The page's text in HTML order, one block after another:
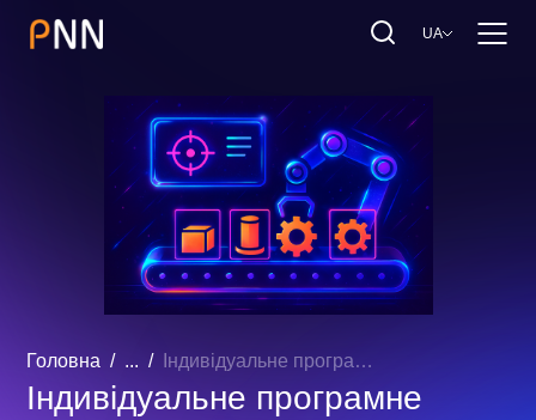
UA
Головна ... Індивідуальне програмне рішення для нейронних мереж
Індивідуальне програмне